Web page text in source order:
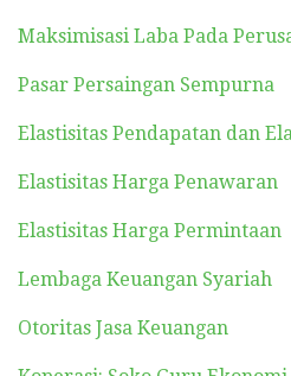
Maksimisasi Laba Pada
Pasar Persaingan Sempurna
Elastisitas Pendapatan dan
Elastisitas Harga Penawaran
Elastisitas Harga Permintaan
Lembaga Keuangan Syariah
Otoritas Jasa Keuangan